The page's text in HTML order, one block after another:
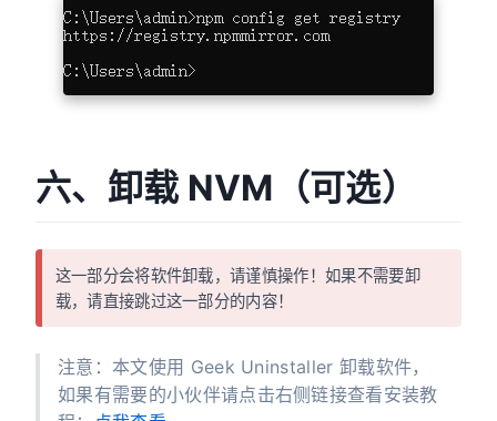
六、卸载 NVM（可选）
这一部分会将软件卸载，请谨慎操作！如果不需要卸
载，请直接跳过这一部分的内容！
注意：本文使用 Geek Uninstaller 卸载软件，
如果有需要的小伙伴请点击右侧链接查看安装教